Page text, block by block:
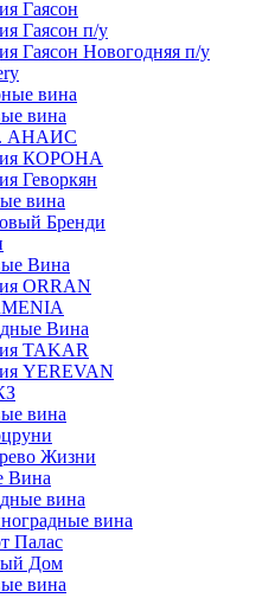
Гаясон
Гаясон п/у
Гаясон Новогодняя п/у
вина
вина
АНАИС
КОРОНА
Геворкян
вина
Бренди
Вина
ORRAN
Вина
TAKAR
YEREVAN
вина
Жизни
Вина
вина
вина
Палас
Дом
вина